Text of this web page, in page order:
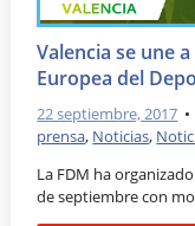
Valencia se une
Europea del
22 septiembre, 2017 •
prensa, Noticias,
La FDM ha
de septiembre con